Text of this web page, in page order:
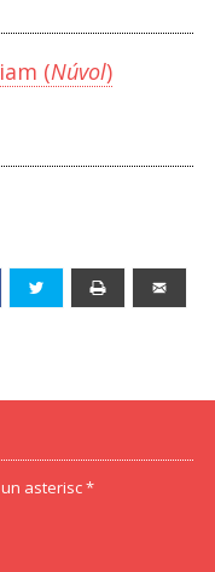
(Núvol)
Facebook Twitter
asterisc *